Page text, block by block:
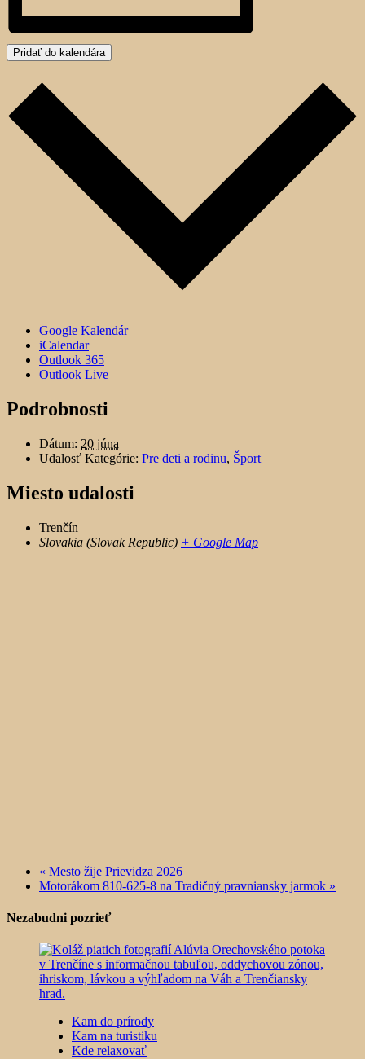
Pridať do kalendára
Google Kalendár
iCalendar
Outlook 365
Outlook Live
Podrobnosti
Dátum: 20 júna
Udalosť Kategórie: Pre deti a rodinu, Šport
Miesto udalosti
Trenčín
Slovakia (Slovak Republic) + Google Map
« Mesto žije Prievidza 2026
Motorákom 810-625-8 na Tradičný pravniansky jarmok »
Nezabudni pozrieť
Kam do prírody
Kam na turistiku
Kde relaxovať